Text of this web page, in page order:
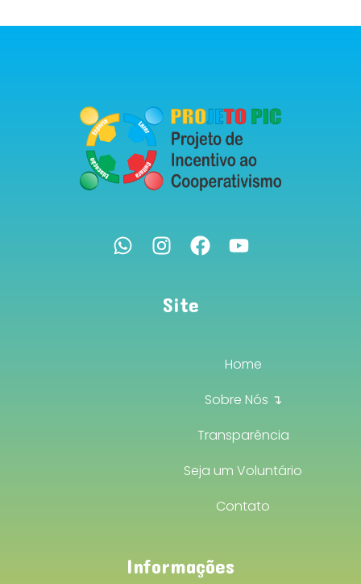
Site
Home
Sobre Nós ↴
Transparência
Seja um Voluntário
Contato
Informações